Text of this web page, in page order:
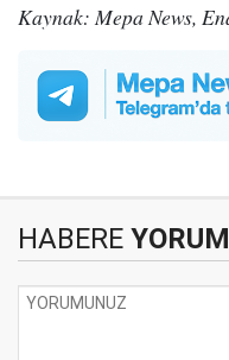
Kaynak: Mepa News,
HABERE